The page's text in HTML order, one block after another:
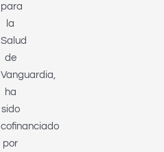
para
la
Salud
de
Vanguardia,
ha
sido
cofinanciado
por